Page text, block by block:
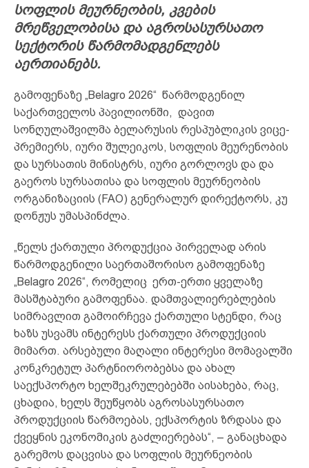
სოფლის მეურნეობის, კვების
მრეწველობისა და აგროსასურსათო
სექტორის წარმომადგენლებს
აერთიანებს.
გამოფენაზე „Belagro 2026“ წარმოდგენილ
საქართველოს პავილიონში, დავით
სონღულაშვილმა ბელარუსის რესპუბლიკის ვიცე-
პრემიერს, იური შულეიკოს, სოფლის მეურენობის
და სურსათის მინისტრს, იური გორლოვს და და
გაეროს სურსათისა და სოფლის მეურნეობის
ორგანიზაციის (FAO) გენერალურ დირექტორს, კუ
დონჟუს უმასპინძლა.
„წელს ქართული პროდუქცია პირველად არის
წარმოდგენილი საერთაშორისო გამოფენაზე
„Belagro 2026“, რომელიც ერთ-ერთი ყველაზე
მასშტაბური გამოფენაა. დამთვალიერებლების
სიმრავლით გამოირჩევა ქართული სტენდი, რაც
ხაზს უსვამს ინტერესს ქართული პროდუქციის
მიმართ. არსებული მაღალი ინტერესი მომავალში
კონკრეტულ პარტნიორობებსა და ახალ
საექსპორტო ხელშეკრულებებში აისახება, რაც,
ცხადია, ხელს შეუწყობს აგროსასურსათო
პროდუქციის წარმოებას, ექსპორტის ზრდასა და
ქვეყნის ეკონომიკის გაძლიერებას“, – განაცხადა
გარემოს დაცვისა და სოფლის მეურნეობის